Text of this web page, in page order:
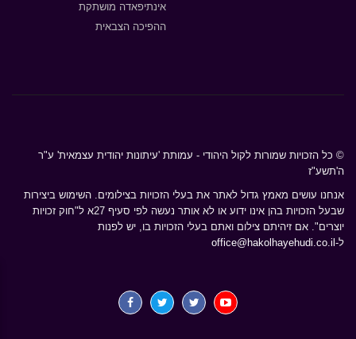
אינתיפאדה מושתקת
ההפיכה הצבאית
© כל הזכויות שמורות לקול היהודי - עמותת 'עיתונות יהודית עצמאית' ע"ר
ה'תשע"ז
אנחנו עושים מאמץ גדול לאתר את בעלי הזכויות בצילומים. השימוש ביצירות
שבעל הזכויות בהן אינו ידוע או לא אותר נעשה לפי סעיף 27א ל"חוק זכויות
יוצרים". אם זיהיתם צילום ואתם בעלי הזכויות בו, יש לפנות
ל- office@hakolhayehudi.co.il